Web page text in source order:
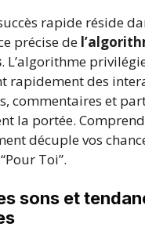
rapide réside
précise de
. L’algorithme
rapidement des
commentaires et
la portée.
décuple vos
Toi”.
sons et